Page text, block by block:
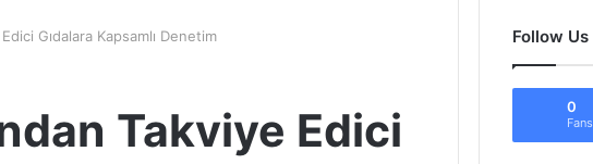
Edici Gıdalara Kapsamlı Denetim
Takviye Edici
Follow Us
0
Fans